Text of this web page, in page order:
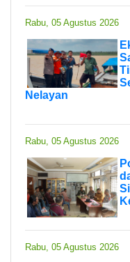
Rabu, 05 Agustus 2026
Nelayan
Rabu, 05 Agustus 2026
Rabu, 05 Agustus 2026